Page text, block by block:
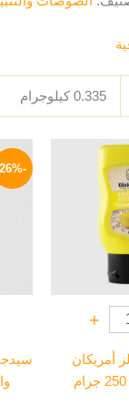
0.335 كيلوجرام
+
أمريكان
السعر
هو:
40 EGP.
-26%